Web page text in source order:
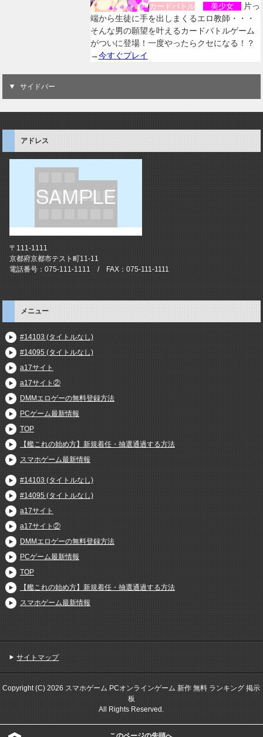
カードバトル 美少女
片っ
端から生徒に手を出しまくるエロ教師・・・
そんな男の願望を叶えるカードバトルゲーム
がついに登場！一度やったらクセになる！？
→今すぐプレイ
サイドバー
アドレス
〒111-1111
京都府京都市テスト町11-11
電話番号：075-111-1111 / FAX：075-111-1111
メニュー
#14103 (タイトルなし)
#14095 (タイトルなし)
a17サイト
a17サイト②
DMMエロゲーの無料登録方法
PCゲーム最新情報
TOP
【艦これの始め方】新規着任・抽選通過する方法
スマホゲーム最新情報
#14103 (タイトルなし)
#14095 (タイトルなし)
a17サイト
a17サイト②
DMMエロゲーの無料登録方法
PCゲーム最新情報
TOP
【艦これの始め方】新規着任・抽選通過する方法
スマホゲーム最新情報
サイトマップ
Copyright (C) 2026 スマホゲーム PCオンラインゲーム 新作 無料 ランキング 掲示
板
All Rights Reserved.